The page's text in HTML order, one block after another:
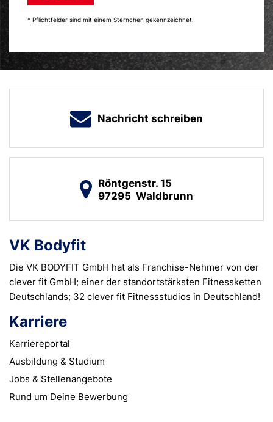
* Pflichtfelder sind mit einem Sternchen gekennzeichnet.
Nachricht schreiben
Röntgenstr. 15
97295 Waldbrunn
VK Bodyfit
Die VK BODYFIT GmbH hat als Franchise-Nehmer von der
clever fit GmbH; einer der standortstärksten Fitnessketten
Deutschlands; 32 clever fit Fitnessstudios in Deutschland!
Karriere
Karriereportal
Ausbildung & Studium
Jobs & Stellen­angebote
Rund um Deine Bewerbung